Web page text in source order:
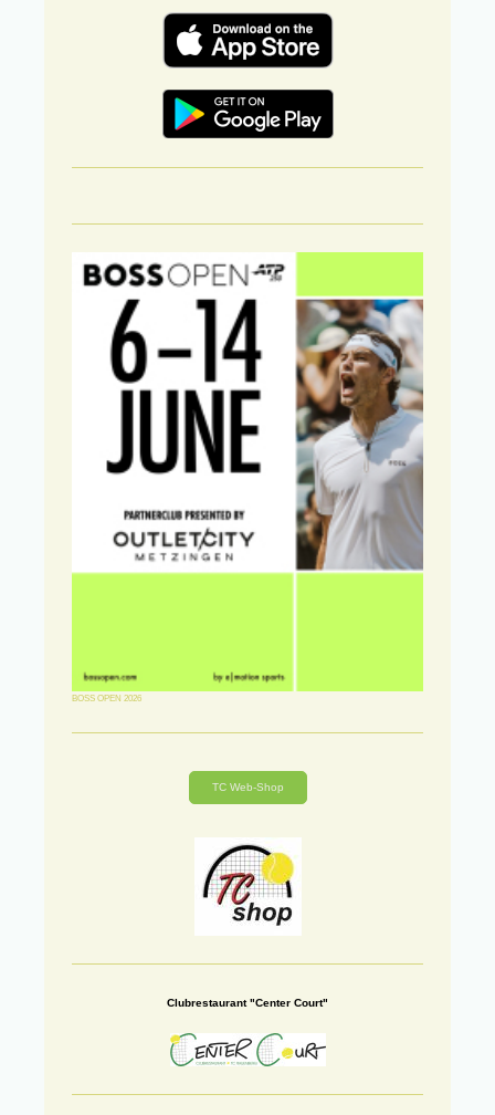
BOSS OPEN 2026
TC Web-Shop
Clubrestaurant "Center Court"